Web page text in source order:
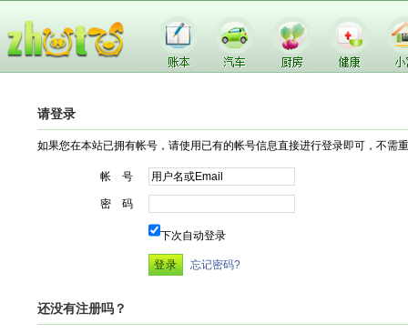
请登录
如果您在本站已拥有帐号，请使用已有的帐号信息直接进行登录即可，不需
帐 号
密 码
下次自动登录
忘记密码?
还没有注册吗？